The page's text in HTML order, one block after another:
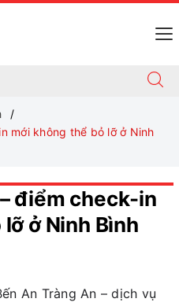
mới không thể bỏ lỡ ở Ninh
điểm check-in
ở Ninh Bình
An Tràng An – dịch vụ